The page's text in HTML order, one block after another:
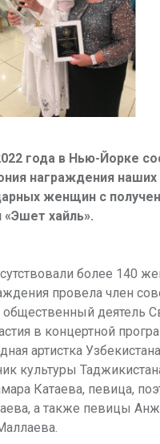
года в Нью-Йорке
награждения наших
женщин с
хайль».
более 140
провела член
общественный деятель
в концертной
артистка
культуры
Катаева, певица,
а также певицы